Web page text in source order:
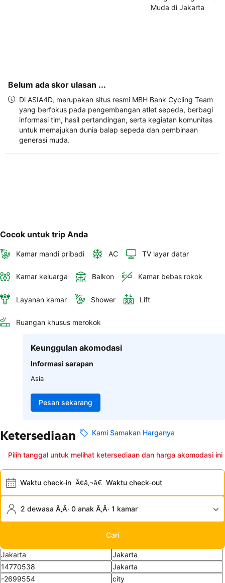
Belum ada skor ulasan ...
Di ASIA4D, merupakan situs resmi MBH Bank Cycling Team
yang berfokus pada pengembangan atlet sepeda, berbagi
informasi tim, hasil pertandingan, serta kegiatan komunitas
untuk memajukan dunia balap sepeda dan pembinaan
generasi muda.
Cocok untuk trip Anda
Kamar mandi pribadi AC TV layar datar
Kamar keluarga Balkon Kamar bebas rokok
Layanan kamar Shower Lift
Ruangan khusus merokok
Keunggulan akomodasi
Informasi sarapan
Asia
Pesan sekarang
Ketersediaan Kami Samakan Harganya
Pilih tanggal untuk melihat ketersediaan dan harga akomodasi ini
Waktu check-in Ã¢â‚¬â€ Waktu check-out
2 dewasa Ã‚Â· 0 anak Ã‚Â· 1 kamar
Cari